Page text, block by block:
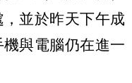
並於昨天下午成
與電腦仍在進一